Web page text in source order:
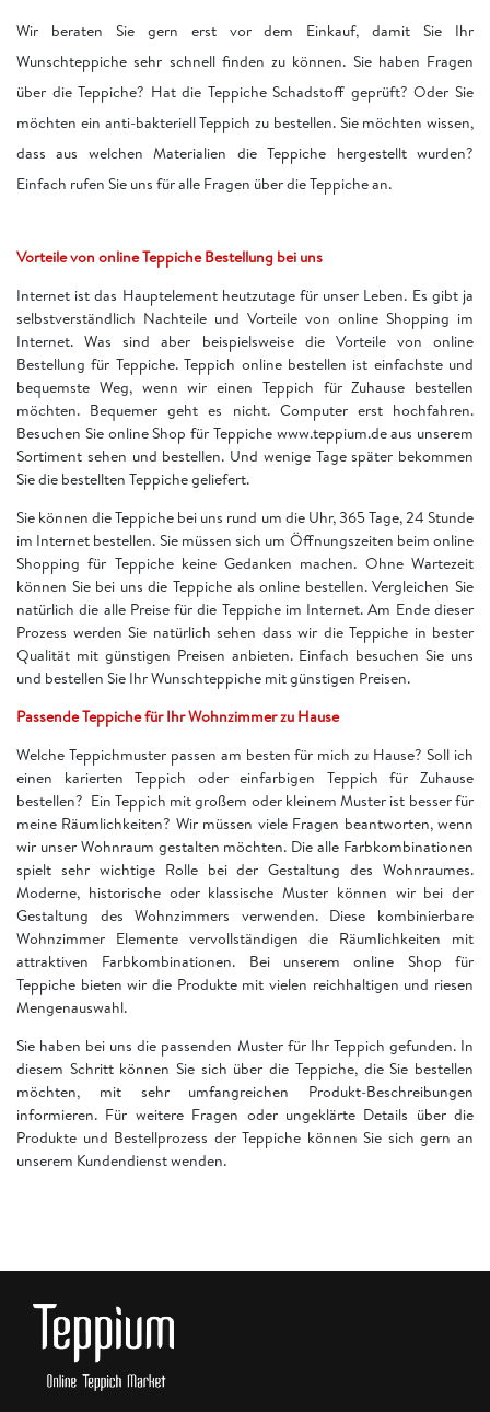
Wir beraten Sie gern erst vor dem Einkauf, damit Sie Ihr
Wunschteppiche sehr schnell finden zu können. Sie haben Fragen
über die Teppiche? Hat die Teppiche Schadstoff geprüft? Oder Sie
möchten ein anti-bakteriell Teppich zu bestellen. Sie möchten wissen,
dass aus welchen Materialien die Teppiche hergestellt wurden?
Einfach rufen Sie uns für alle Fragen über die Teppiche an.
Vorteile von online Teppiche Bestellung bei uns
Internet ist das Hauptelement heutzutage für unser Leben. Es gibt ja
selbstverständlich Nachteile und Vorteile von online Shopping im
Internet. Was sind aber beispielsweise die Vorteile von online
Bestellung für Teppiche. Teppich online bestellen ist einfachste und
bequemste Weg, wenn wir einen Teppich für Zuhause bestellen
möchten. Bequemer geht es nicht. Computer erst hochfahren.
Besuchen Sie online Shop für Teppiche www.teppium.de aus unserem
Sortiment sehen und bestellen. Und wenige Tage später bekommen
Sie die bestellten Teppiche geliefert.
Sie können die Teppiche bei uns rund um die Uhr, 365 Tage, 24 Stunde
im Internet bestellen. Sie müssen sich um Öffnungszeiten beim online
Shopping für Teppiche keine Gedanken machen. Ohne Wartezeit
können Sie bei uns die Teppiche als online bestellen. Vergleichen Sie
natürlich die alle Preise für die Teppiche im Internet. Am Ende dieser
Prozess werden Sie natürlich sehen dass wir die Teppiche in bester
Qualität mit günstigen Preisen anbieten. Einfach besuchen Sie uns
und bestellen Sie Ihr Wunschteppiche mit günstigen Preisen.
Passende Teppiche für Ihr Wohnzimmer zu Hause
Welche Teppichmuster passen am besten für mich zu Hause? Soll ich
einen karierten Teppich oder einfarbigen Teppich für Zuhause
bestellen? Ein Teppich mit großem oder kleinem Muster ist besser für
meine Räumlichkeiten? Wir müssen viele Fragen beantworten, wenn
wir unser Wohnraum gestalten möchten. Die alle Farbkombinationen
spielt sehr wichtige Rolle bei der Gestaltung des Wohnraumes.
Moderne, historische oder klassische Muster können wir bei der
Gestaltung des Wohnzimmers verwenden. Diese kombinierbare
Wohnzimmer Elemente vervollständigen die Räumlichkeiten mit
attraktiven Farbkombinationen. Bei unserem online Shop für
Teppiche bieten wir die Produkte mit vielen reichhaltigen und riesen
Mengenauswahl.
Sie haben bei uns die passenden Muster für Ihr Teppich gefunden. In
diesem Schritt können Sie sich über die Teppiche, die Sie bestellen
möchten, mit sehr umfangreichen Produkt-Beschreibungen
informieren. Für weitere Fragen oder ungeklärte Details über die
Produkte und Bestellprozess der Teppiche können Sie sich gern an
unserem Kundendienst wenden.